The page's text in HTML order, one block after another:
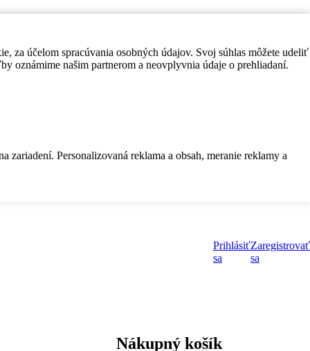
za účelom spracúvania osobných údajov. Svoj súhlas môžete udeliť
oznámime našim partnerom a neovplyvnia údaje o prehliadaní.
Personalizovaná reklama a obsah, meranie reklamy a
Prihlásiť
sa
Zaregistrovať
sa
Nákupný košík